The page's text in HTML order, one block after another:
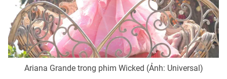
Hậu trường
Nhân vật
Khán giả
Giải sao mai
Điện ảnh
Âm nhạc
Sao
Đời sống
Du lịch
Làm đẹp
Giáo dục
Tuyển sinh
Ariana Grande trong phim Wicked (Ảnh: Universal)